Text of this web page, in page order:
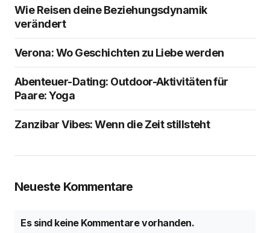
Wie Reisen deine Beziehungsdynamik
verändert
Verona: Wo Geschichten zu Liebe werden
Abenteuer-Dating: Outdoor-Aktivitäten für
Paare: Yoga
Zanzibar Vibes: Wenn die Zeit stillsteht
Neueste Kommentare
Es sind keine Kommentare vorhanden.